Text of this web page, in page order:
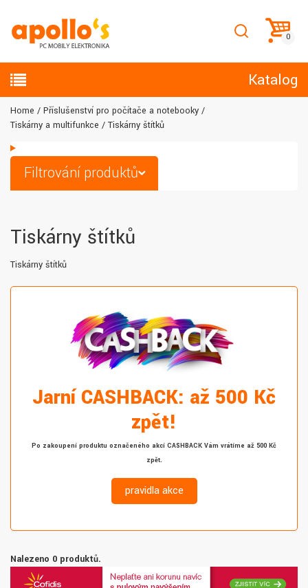
Katalog
Home
Příslušenství pro počítače a notebooky
Tiskárny a multifunkce
Tiskárny štítků
Filtrování produktů
Tiskárny štítků
Tiskárny štítků
Jarní CASHBACK: až 500 Kč
zpět!
Po zakoupení produktu označeného akcí CASHBACK Vám vrátíme až 500 Kč
zpět.
pravidla akce
Nalezeno 0 produktů.